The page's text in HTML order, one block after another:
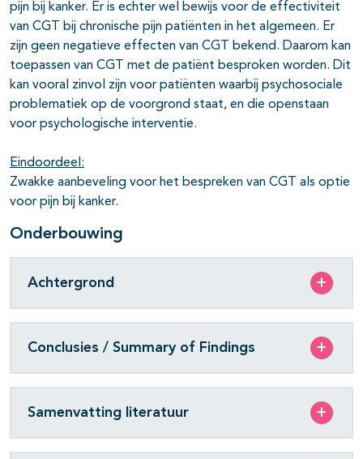
pijn bij kanker. Er is echter wel bewijs voor de effectiviteit
van CGT bij chronische pijn patiënten in het algemeen. Er
zijn geen negatieve effecten van CGT bekend. Daarom kan
toepassen van CGT met de patiënt besproken worden. Dit
kan vooral zinvol zijn voor patiënten waarbij psychosociale
problematiek op de voorgrond staat, en die openstaan
voor psychologische interventie.
Eindoordeel:
Zwakke aanbeveling voor het bespreken van CGT als optie
voor pijn bij kanker.
Onderbouwing
Achtergrond
Conclusies / Summary of Findings
Samenvatting literatuur